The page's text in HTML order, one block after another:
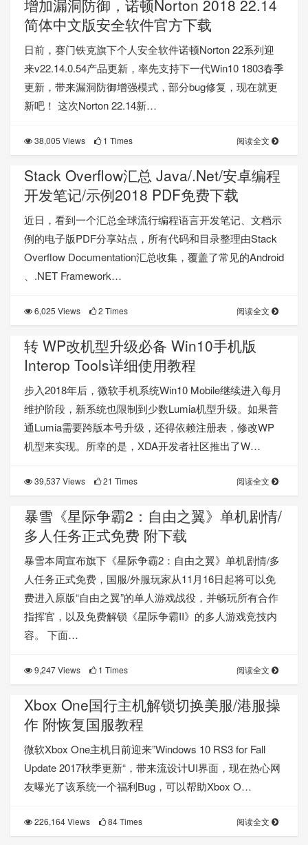
增加漏洞防御，诺顿Norton 2018 22.14
简体中文版安全软件官方下载
日前，赛门铁克旗下个人安全软件诺顿Norton 22系列迎
来v22.14.0.54产品更新，率先支持下一代Win10 1803春季
更新，带来漏洞防御增强模式，部分bug修复，现在就更
新吧！ 这次Norton 22.14新…
38,005 Views 1 Times 阅读全文
Stack Overflow汇总 Java/.Net/安卓编程
开发笔记/示例2018 PDF免费下载
近日，看到一个汇总全球流行编程语言开发笔记、文档示
例的电子版PDF分享站点，所有代码和目录整理由Stack
Overflow Documentation汇总收集，覆盖了常见的Android
、.NET Framework…
6,025 Views 2 Times 阅读全文
转 WP改机型升级必备 Win10手机版
Interop Tools详细使用教程
步入2018年后，微软手机系统Win10 Mobile继续进入每月
维护阶段，新系统也限制到少数Lumia机型升级。如果普
通Lumia需要跨版本号升级，还得依赖注册表，修改WP
机型来实现。所幸的是，XDA开发者社区推出了W…
39,537 Views 21 Times 阅读全文
暴雪《星际争霸2：自由之翼》单机剧情/
多人任务正式免费 附下载
暴雪本周宣布旗下《星际争霸2：自由之翼》单机剧情/多
人任务正式免费，国服/外服玩家从11月16日起将可以免
费进入原版“自由之翼”的单人游戏战役，并畅玩所有合作
指挥官，以及免费解锁《星际争霸II》的多人游戏竞技内
容。 下面…
9,247 Views 1 Times 阅读全文
Xbox One国行主机解锁切换美服/港服操
作 附恢复国服教程
微软Xbox One主机日前迎来”Windows 10 RS3 for Fall
Update 2017秋季更新“，带来流设计UI界面，现在热心网
友曝光了该系统一个福利Bug，可以帮助Xbox O…
226,164 Views 84 Times 阅读全文